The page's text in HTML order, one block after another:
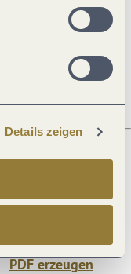
Details zeigen
PDF erzeugen